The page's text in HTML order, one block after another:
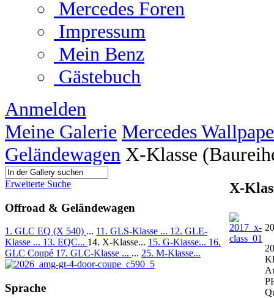
Mercedes Foren
Impressum
Mein Benz
Gästebuch
Anmelden
Meine Galerie Mercedes
Geländewagen X-Klasse
Erweiterte Suche
Offroad & Geländewagen
1. GLC EQ (X 540) ... 11. GLS-Klasse ... 12. GLE-
Klasse ... 13. EQC... 14. X-Klasse... 15. G-Klasse... 16.
GLC Coupé 17. GLC-Klasse ... ... 25. M-Klasse...
Sprache
X-